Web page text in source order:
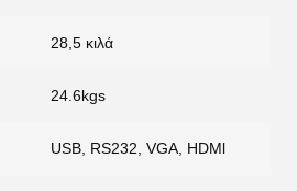
28,5 κιλά
24.6kgs
USB, RS232, VGA, HDMl